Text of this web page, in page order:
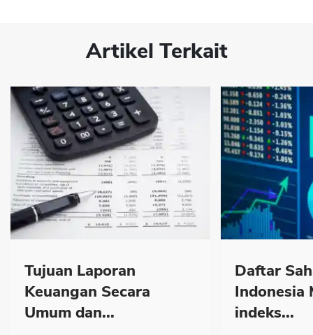
Artikel Terkait
Tujuan Laporan
Keuangan Secara
Umum dan...
Daftar
Indonesia
indeks...